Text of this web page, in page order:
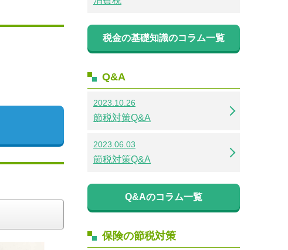
税金の基礎知識のコラム一覧
Q&A
2023.10.26
節税対策Q&A
2023.06.03
節税対策Q&A
Q&Aのコラム一覧
保険の節税対策